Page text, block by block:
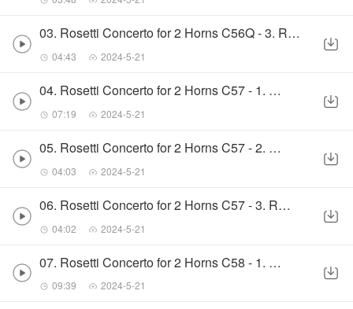
03. Rosetti Concerto for 2 Horns C56Q - 3. Rondeau
04:43 2024-5-21
04. Rosetti Concerto for 2 Horns C57 - 1. Allegro
07:19 2024-5-21
05. Rosetti Concerto for 2 Horns C57 - 2. Roman
04:03 2024-5-21
06. Rosetti Concerto for 2 Horns C57 - 3. Rondeau
04:02 2024-5-21
07. Rosetti Concerto for 2 Horns C58 - 1. Allegro
09:39 2024-5-21